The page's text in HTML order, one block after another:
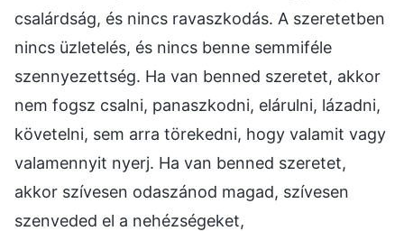
csalárdság, és nincs ravaszkodás. A szeretetben
nincs üzletelés, és nincs benne semmiféle
szennyezettség. Ha van benned szeretet, akkor
nem fogsz csalni, panaszkodni, elárulni, lázadni,
követelni, sem arra törekedni, hogy valamit vagy
valamennyit nyerj. Ha van benned szeretet,
akkor szívesen odaszánod magad, szívesen
szenveded el a nehézségeket,